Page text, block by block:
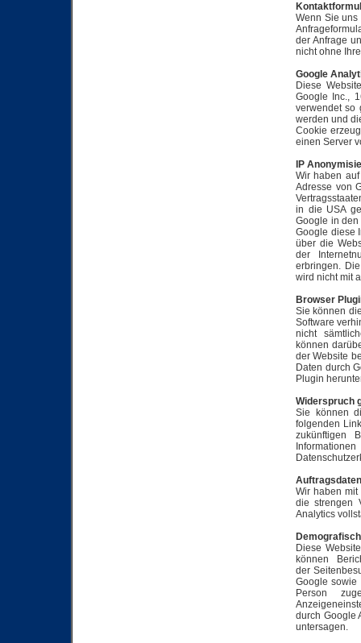
Wenn Sie uns
der Anfrage
nicht ohne
Google
Diese
Google Inc.,
verwendet so
werden und
Cookie
einen Server
IP
Wir haben
Adresse von
in die USA
Google in den
Google diese
über die
der
erbringen.
wird nicht mit
Browser
Sie können
Software
nicht
können
der Website
Daten durch
Plugin
Widerspruch
Sie können
folgenden
zukünftigen
Wir haben mit
die strengen
Analytics
Diese
können
der
Google sowie
Person
durch Google
untersagen.